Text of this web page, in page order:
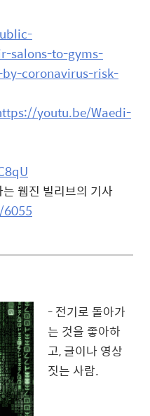
salons-to-gyms-
coronavirus-risk-
youtu.be/Waedi-
웹진 빌리브의 기사
- 전기로 돌아가
는 것을 좋아하
고, 글이나 영상
짓는 사람.